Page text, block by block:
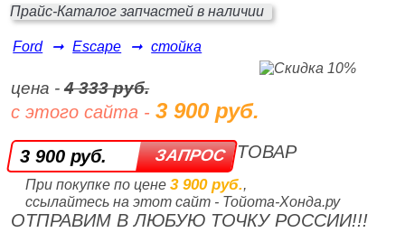
Прайс-Каталог запчастей в наличии
Ford ➞ Escape ➞ стойка
цена -4 333 руб.
с этого сайта -3 900 руб.
3 900 руб.
При покупке по цене 3 900 руб.,
ссылайтесь на этот сайт - Тойота-Хонда.ру
ТОВАР
ОТПРАВИМ В ЛЮБУЮ ТОЧКУ РОССИИ!!!